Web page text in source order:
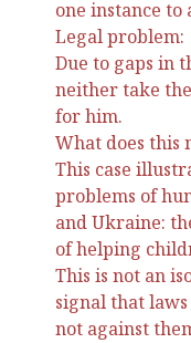
one instance to
Legal problem:
Due to gaps in
neither take
for him.
What does this
This case
problems of
and Ukraine:
of helping
This is not an
signal that
not against